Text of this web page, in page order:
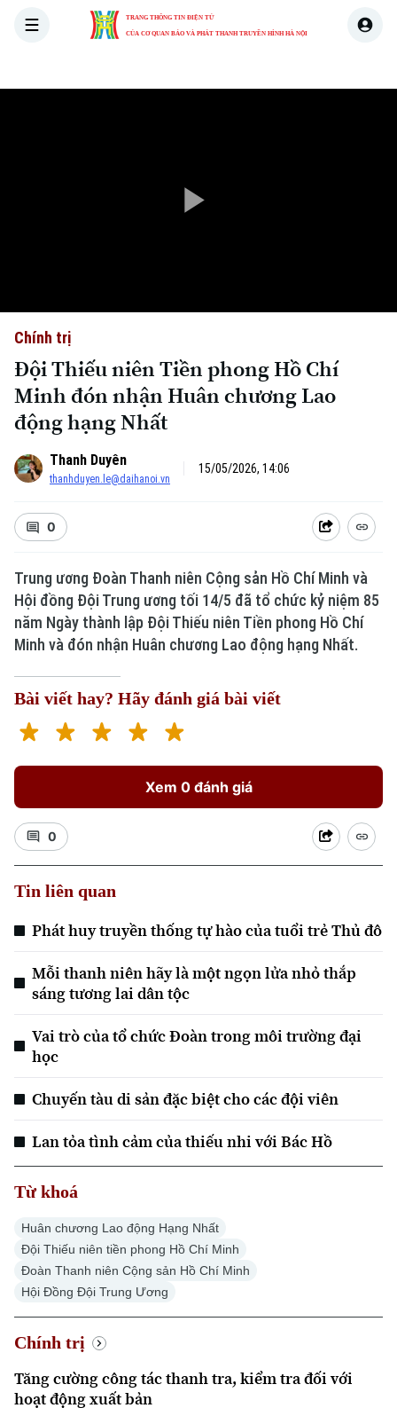
TRANG THÔNG TIN ĐIỆN TỬ
CỦA CƠ QUAN BÁO VÀ PHÁT THANH TRUYỀN HÌNH HÀ NỘI
Xu hướng
Thời sự
Hà Nội
Xã hội
An ninh trật tự
Hà Nội
Nhịp sống Hà Nội
Khoảnh khắc Hà Nội
Thế giới
Kinh tế
Chính trị
Đội Thiếu niên Tiền phong Hồ Chí
Minh đón nhận Huân chương Lao
động hạng Nhất
Thanh Duyên
thanhduyen.le@daihanoi.vn
15/05/2026, 14:06
0
Trung ương Đoàn Thanh niên Cộng sản Hồ Chí Minh và
Hội đồng Đội Trung ương tối 14/5 đã tổ chức kỷ niệm 85
năm Ngày thành lập Đội Thiếu niên Tiền phong Hồ Chí
Minh và đón nhận Huân chương Lao động hạng Nhất.
Bài viết hay? Hãy đánh giá bài viết
Xem 0 đánh giá
0
Tin liên quan
Phát huy truyền thống tự hào của tuổi trẻ Thủ đô
Mỗi thanh niên hãy là một ngọn lửa nhỏ thắp
sáng tương lai dân tộc
Vai trò của tổ chức Đoàn trong môi trường đại
học
Chuyến tàu di sản đặc biệt cho các đội viên
Lan tỏa tình cảm của thiếu nhi với Bác Hồ
Từ khoá
Huân chương Lao động Hạng Nhất
Đội Thiếu niên tiền phong Hồ Chí Minh
Đoàn Thanh niên Cộng sản Hồ Chí Minh
Hội Đồng Đội Trung Ương
Chính trị
Tăng cường công tác thanh tra, kiểm tra đối với
hoạt động xuất bản